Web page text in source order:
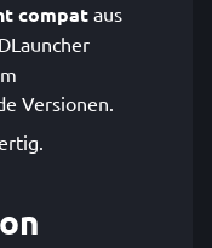
compat aus
Versionen.